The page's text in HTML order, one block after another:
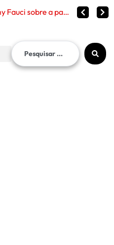
Senado dos EUA ouve Anthony Fauci sobre a pandemia de Covid-19 e reabre debate sobre censura, políticas públicas e l